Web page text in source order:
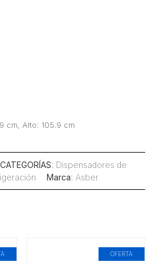
cm, Alto: 105.9 cm
CATEGORÍAS: Dispensadores de
Marca: Asber
OFERTA